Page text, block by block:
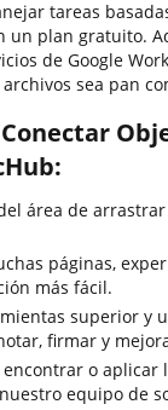
tareas
un plan gratuito.
de Google
sea pan
área de
páginas,
más fácil.
superior y
firmar y
o aplicar
equipo de